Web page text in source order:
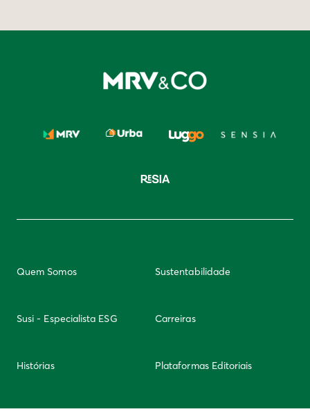
Quem Somos Sustentabilidade
Susi - Especialista ESG Carreiras
Histórias Plataformas Editoriais
Newsletter Integridade